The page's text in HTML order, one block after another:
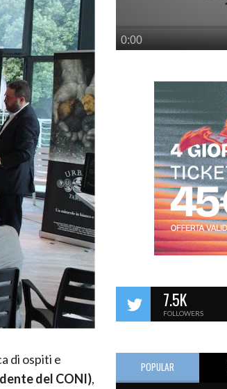
di ospiti e
del CONI),
7.5K
FOLLOWERS
POPULAR